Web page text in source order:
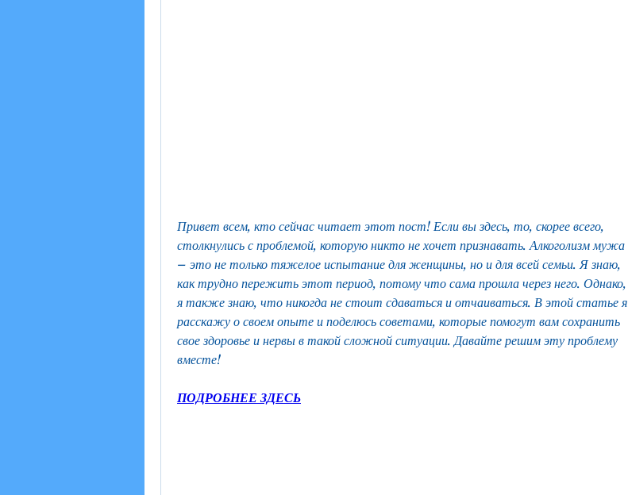
Привет всем, кто сейчас читает этот пост! Если вы здесь, то, скорее всего,
столкнулись с проблемой, которую никто не хочет признавать. Алкоголизм мужа
– это не только тяжелое испытание для женщины, но и для всей семьи. Я знаю,
как трудно пережить этот период, потому что сама прошла через него. Однако,
я также знаю, что никогда не стоит сдаваться и отчаиваться. В этой статье я
расскажу о своем опыте и поделюсь советами, которые помогут вам сохранить
свое здоровье и нервы в такой сложной ситуации. Давайте решим эту проблему
вместе!
ПОДРОБНЕЕ ЗДЕСЬ